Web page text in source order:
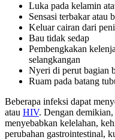
Luka pada kelamin
Sensasi terbakar atau
Keluar cairan dari
Bau tidak sedap
Pembengkakan
selangkangan
Nyeri di perut bagian
Ruam pada batang
Beberapa infeksi dapat
atau HIV. Dengan
menyebabkan kelelahan,
perubahan gastrointestinal,